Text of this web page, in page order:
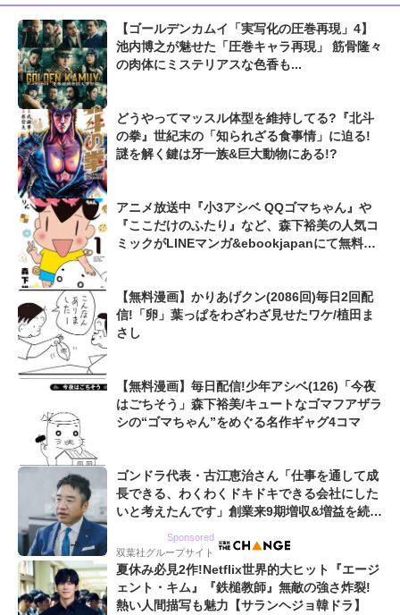
【ゴールデンカムイ「実写化の圧巻再現」4】
池内博之が魅せた「圧巻キャラ再現」 筋骨隆々
の肉体にミステリアスな色香も...
どうやってマッスル体型を維持してる?『北斗
の拳』世紀末の「知られざる食事情」に迫る!
謎を解く鍵は牙一族&巨大動物にある!?
アニメ放送中『小3アシベ QQゴマちゃん』や
『ここだけのふたり』など、森下裕美の人気コ
ミックがLINEマンガ&ebookjapanにて無料公
【無料漫画】かりあげクン(2086回)毎日2回配
信!「卵」葉っぱをわざわざ見せたワケ/植田ま
さし
【無料漫画】毎日配信!少年アシベ(126)「今夜
はごちそう」森下裕美/キュートなゴマフアザラ
シの“ゴマちゃん”をめぐる名作ギャグ4コマ
ゴンドラ代表・古江恵治さん「仕事を通して成
長できる、わくわくドキドキできる会社にした
いと考えたんです」創業来9期増収&増益を続け
Sponsored
双葉社グループサイト
夏休み必見2作!Netflix世界的大ヒット『エージ
ェント・キム』『鉄槌教師』無敵の強さ炸裂!
熱い人間描写も魅力【サランヘジョ韓ドラ】